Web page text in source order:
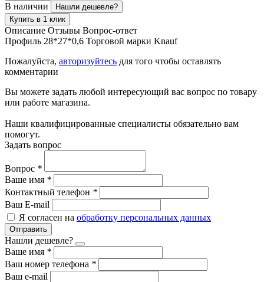
В наличии
Нашли дешевле?
Купить в 1 клик
Описание Отзывы Вопрос-ответ
Профиль 28*27*0,6 Торговой марки Knauf
Пожалуйста, авторизуйтесь для того чтобы оставлять
комментарии
Вы можете задать любой интересующий вас вопрос по товару
или работе магазина.
Наши квалифицированные специалисты обязательно вам
помогут.
Задать вопрос
Вопрос *
Ваше имя *
Контактный телефон *
Ваш E-mail
Я согласен на обработку персональных данных
Отправить
Нашли дешевле?
Ваше имя *
Ваш номер телефона *
Ваш e-mail